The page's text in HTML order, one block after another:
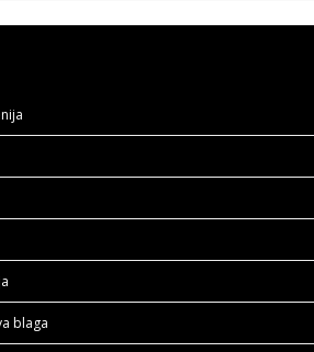
blaga